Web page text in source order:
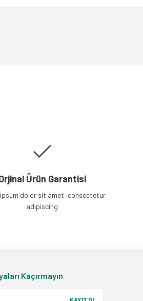
Ürün Garantisi
dolor sit amet, consectetur
adipiscing
Kaçırmayın